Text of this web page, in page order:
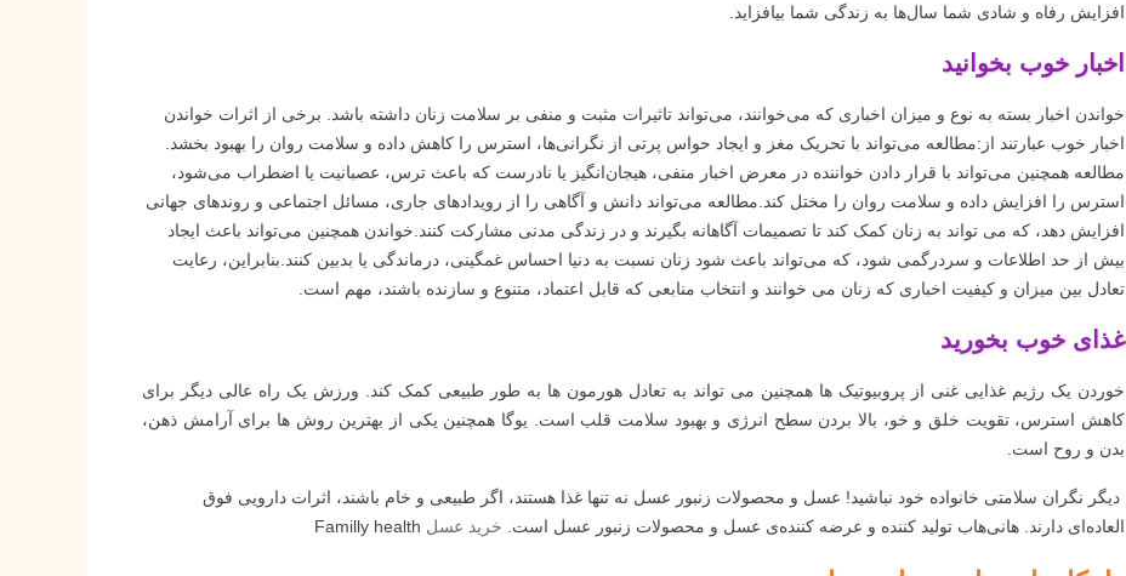
افزایش رفاه و شادی شما سال‌ها به زندگی شما بیافزاید.
اخبار خوب بخوانید
خواندن اخبار بسته به نوع و میزان اخباری که می‌خوانند، می‌تواند تاثیرات مثبت و منفی بر سلامت زنان داشته باشد. برخی از اثرات خواندن
اخبار خوب عبارتند از:مطالعه می‌تواند با تحریک مغز و ایجاد حواس پرتی از نگرانی‌ها، استرس را کاهش داده و سلامت روان را بهبود بخشد.
مطالعه همچنین می‌تواند با قرار دادن خواننده در معرض اخبار منفی، هیجان‌انگیز یا نادرست که باعث ترس، عصبانیت یا اضطراب می‌شود،
استرس را افزایش داده و سلامت روان را مختل کند.مطالعه می‌تواند دانش و آگاهی را از رویدادهای جاری، مسائل اجتماعی و روندهای جهانی
افزایش دهد، که می تواند به زنان کمک کند تا تصمیمات آگاهانه بگیرند و در زندگی مدنی مشارکت کنند.خواندن همچنین می‌تواند باعث ایجاد
بیش از حد اطلاعات و سردرگمی شود، که می‌تواند باعث شود زنان نسبت به دنیا احساس غمگینی، درماندگی یا بدبین کنند.بنابراین، رعایت
تعادل بین میزان و کیفیت اخباری که زنان می خوانند و انتخاب منابعی که قابل اعتماد، متنوع و سازنده باشند، مهم است.
غذای خوب بخورید
خوردن یک رژیم غذایی غنی از پروبیوتیک ها همچنین می تواند به تعادل هورمون ها به طور طبیعی کمک کند. ورزش یک راه عالی دیگر برای
کاهش استرس، تقویت خلق و خو، بالا بردن سطح انرژی و بهبود سلامت قلب است. یوگا همچنین یکی از بهترین روش ها برای آرامش ذهن،
بدن و روح است.
دیگر نگران سلامتی خانواده خود نباشید! عسل و محصولات زنبور عسل نه تنها غذا هستند، اگر طبیعی و خام باشند، اثرات دارویی فوق
العاده‌ای دارند. هانی‌هاب تولید کننده و عرضه کننده‌ی عسل و محصولات زنبور عسل است. خرید عسل Familly health